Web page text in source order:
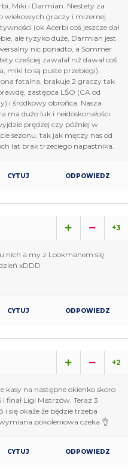
Miki i Darmian. Niestety za
wiekowych graczy i mizernej
(ok Acerbi coś jeszcze dał
ale ryzyko duże, Darmian jest
nic ponadto, a Sommer
cześciej zawalał niż dawał coś
miki to są puste przebiegi).
fatalna, brakuje 2 graczy tak
zastępca LŚO (CA od
i środkowy obrońca. Nasza
ma dużo luk i neidoskonałości.
prędzej czy później w
sezonu, tak jak męczy nas od
lat brak trzeciego napastnika.
CYTUJ ODPOWIEDZ
+3
nich a my z Lookmanem się
xDDD
CYTUJ ODPOWIEDZ
+2
kasy na następne okienko skoro
i finał Ligi Mistrzów. Teraz 3
i się okaże że będzie trzeba
pokoleniowa czeka 👌
CYTUJ ODPOWIEDZ